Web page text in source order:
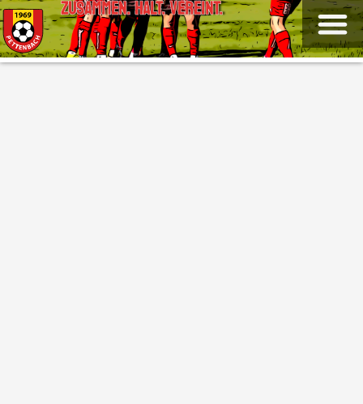
ZUSAMMEN. HALT. VEREINT.